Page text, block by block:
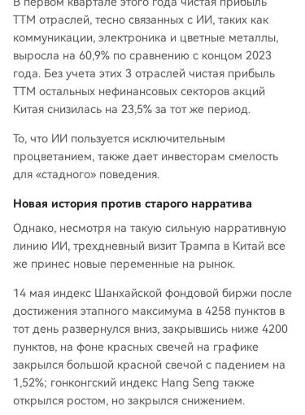
TTM отраслей, тесно связанных с ИИ, таких как
коммуникации, электроника и цветные металлы,
выросла на 60,9% по сравнению с концом 2023
года. Без учета этих 3 отраслей чистая прибыль
TTM остальных нефинансовых секторов акций
Китая снизилась на 23,5% за тот же период.
То, что ИИ пользуется исключительным
процветанием, также дает инвесторам смелость
для «стадного» поведения.
Новая история против старого нарратива
Однако, несмотря на такую сильную нарративную
линию ИИ, трехдневный визит Трампа в Китай все
же принес новые переменные на рынок.
14 мая индекс Шанхайской фондовой биржи после
достижения этапного максимума в 4258 пунктов в
тот день развернулся вниз, закрывшись ниже 4200
пунктов, на фоне красных свечей на графике
закрылся большой красной свечой с падением на
1,52%; гонконгский индекс Hang Seng также
открылся ростом, но закрылся снижением.